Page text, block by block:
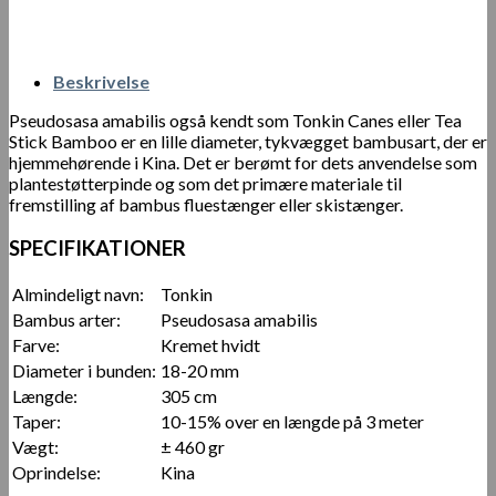
Beskrivelse
Pseudosasa amabilis også kendt som Tonkin Canes eller Tea
Stick Bamboo er en lille diameter, tykvægget bambusart, der er
hjemmehørende i Kina. Det er berømt for dets anvendelse som
plantestøtterpinde og som det primære materiale til
fremstilling af bambus fluestænger eller skistænger.
SPECIFIKATIONER
Almindeligt navn:
Tonkin
Bambus arter:
Pseudosasa amabilis
Farve:
Kremet hvidt
Diameter i bunden: 18-20 mm
Længde:
305 cm
Taper:
10-15% over en længde på 3 meter
Vægt:
± 460 gr
Oprindelse:
Kina